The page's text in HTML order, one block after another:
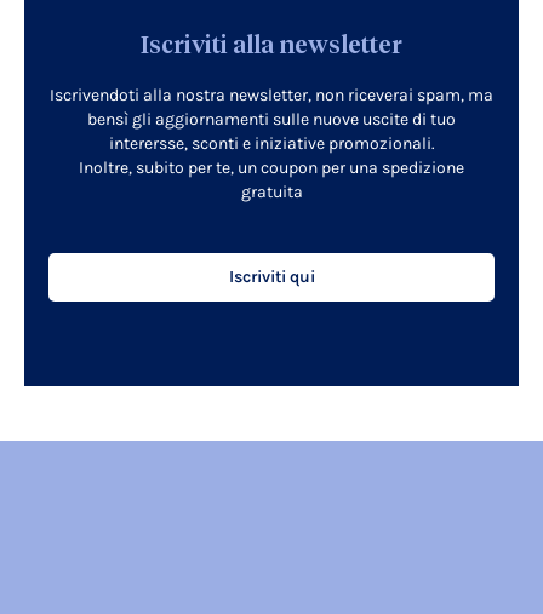
Iscriviti alla newsletter
Iscrivendoti alla nostra newsletter, non riceverai spam, ma
bensì gli aggiornamenti sulle nuove uscite di tuo
interersse, sconti e iniziative promozionali.
Inoltre, subito per te, un coupon per una spedizione
gratuita
Iscriviti qui